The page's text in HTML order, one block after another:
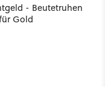
- Beutetruhen
Gold